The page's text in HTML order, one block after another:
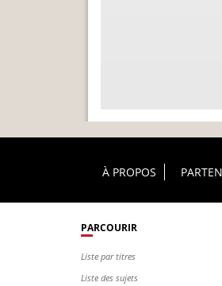
Footer
À PROPOS
PARCOURIR
Liste par titres
Liste des sujets